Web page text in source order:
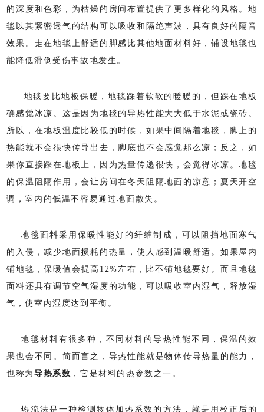
的深度和色彩，为枯燥的房间布置提供了更多样化的风格。地
毯以其紧密透气的结构可以吸收和隔绝声波，具有良好的隔音
效果。走在地毯上舒适的脚感比其他地面材料好 ，铺设地毯也
能降低滑倒受伤事故地发生。
地毯要比地板保暖，地毯踩着软软的暖暖的，但踩在地板
确感觉冰凉。这是因为地毯的导热性能大大低于水泥或瓷砖。
所以，在地板温度比较低的时候，如果中间隔着地毯，脚上的
热能就不会很快传导出去，脚底也不会感觉那么凉；反之，如
果你直接踩在地板上，因为热量传递很快，会觉得冰凉。地毯
的保温阻隔作用，会让房间在冬天阻隔地面的凉意；夏天开空
调，室内的低温不容易通过地面散失。
地毯面料采用保暖性能好的纤维制成，可以阻挡地面寒气
的入侵，减少地面损耗的热量，使人感到温暖舒适。如果屋内
铺地毯，保暖值会提高12%左右，比不铺地毯要好。而且地毯
面料还具有调节空气湿度的功能，可以吸收室内湿气，释放湿
气，使室内湿度达到平衡。
地毯材料有很多种，不同材料的导热性能不同，保温的效
果也会不同。简而言之，导热性能就是物体传导热量的能力，
也称为导热系数 ，它是材料的热参数之一。
热流法是一种检测物体加热系数的方法，就是用校正后的